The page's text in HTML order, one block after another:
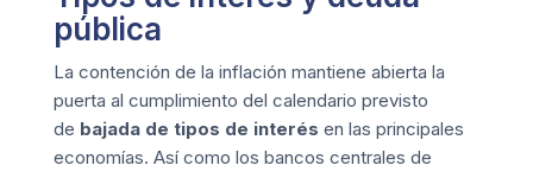
pública
La contención de la inflación mantiene abierta la
puerta al cumplimiento del calendario previsto
de bajada de tipos de interés en las principales
economías. Así como los bancos centrales de